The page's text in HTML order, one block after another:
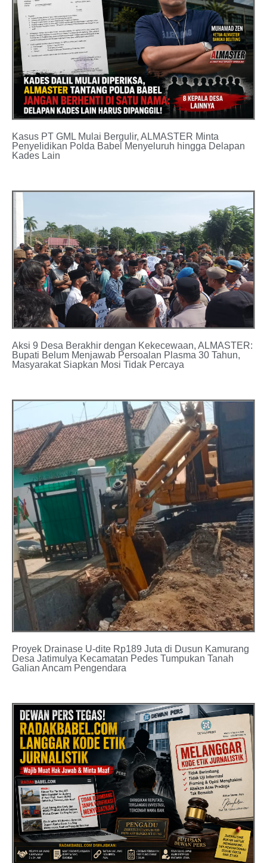
Kasus PT GML Mulai Bergulir, ALMASTER Minta
Penyelidikan Polda Babel Menyeluruh hingga Delapan
Kades Lain
Aksi 9 Desa Berakhir dengan Kekecewaan, ALMASTER:
Bupati Belum Menjawab Persoalan Plasma 30 Tahun,
Masyarakat Siapkan Mosi Tidak Percaya
Proyek Drainase U-dite Rp189 Juta di Dusun Kamurang
Desa Jatimulya Kecamatan Pedes Tumpukan Tanah
Galian Ancam Pengendara